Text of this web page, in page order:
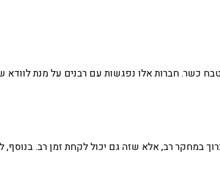
כשר. חברות אלו נפגשות עם רבנים על מנת לוודא
רב, אלא שזה גם יכול לקחת זמן רב. בנוסף,